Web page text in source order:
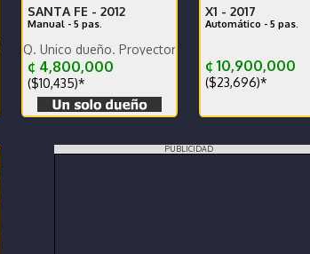
s.
SANTA FE - 2012
Manual - 5 pas.
dueño. Proyectores Biled. Pantalla Pioneer y cámara
¢ 4,800,000
($10,435)*
X1 - 2017
Automático - 5 pas.
¢ 10,900,000
($23,696)*
PUBLICIDAD